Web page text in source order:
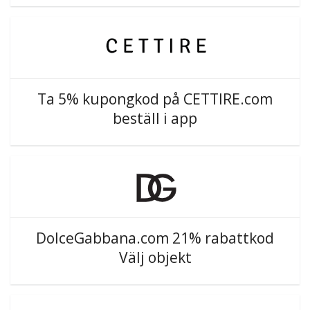
Ta 5% kupongkod på CETTIRE.com
beställ i app
DolceGabbana.com 21% rabattkod
Välj objekt